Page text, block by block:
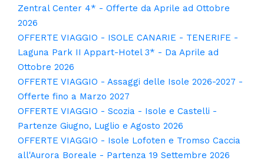
Zentral Center 4* - Offerte da Aprile ad Ottobre
2026
OFFERTE VIAGGIO - ISOLE CANARIE - TENERIFE -
Laguna Park II Appart-Hotel 3* - Da Aprile ad
Ottobre 2026
OFFERTE VIAGGIO - Assaggi delle Isole 2026-2027 -
Offerte fino a Marzo 2027
OFFERTE VIAGGIO - Scozia - Isole e Castelli -
Partenze Giugno, Luglio e Agosto 2026
OFFERTE VIAGGIO - Isole Lofoten e Tromso Caccia
all'Aurora Boreale - Partenza 19 Settembre 2026